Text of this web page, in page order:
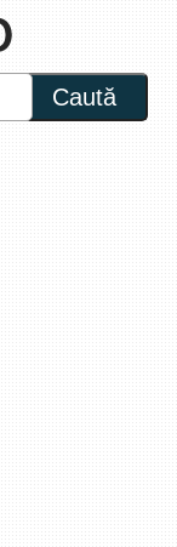
Caută